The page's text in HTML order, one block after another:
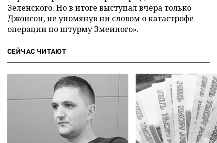
Зеленского. Но в итоге выступал вчера только
Джонсон, не упомянув ни словом о катастрофе
операции по штурму Змеиного».
СЕЙЧАС ЧИТАЮТ